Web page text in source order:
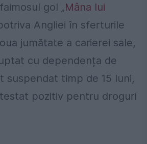
gol „Mâna lui
Angliei în sferturile
jumătate a carierei sale,
cu dependența de
suspendat timp de 15 luni,
pozitiv pentru droguri